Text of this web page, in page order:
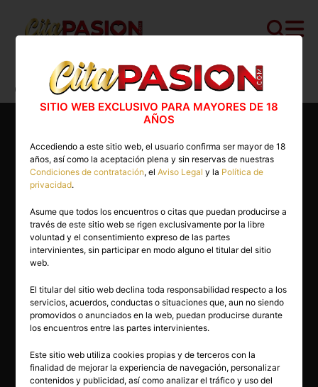
Cita PASION.COM>Escorts>Castellón >
Castellón capital>Chanel
20 años
CHANEL
Castellón capital(Castellón)
(14)
SITIO WEB EXCLUSIVO PARA MAYORES DE 18
AÑOS
Accediendo a este sitio web, el usuario confirma ser mayor de 18
años, así como la aceptación plena y sin reservas de nuestras
Condiciones de contratación, elAviso Legal y la Política de
privacidad.
Asume que todos los encuentros o citas que puedan producirse a
través de este sitio web se rigen exclusivamente por la libre
voluntad y el consentimiento expreso de las partes
intervinientes, sin participar en modo alguno el titular del sitio
web.
El titular del sitio web declina toda responsabilidad respecto a los
servicios, acuerdos, conductas o situaciones que, aun no siendo
promovidos o anunciados en la web, puedan producirse durante
los encuentros entre las partes intervinientes.
Este sitio web utiliza cookies propias y de terceros con la
finalidad de mejorar la experiencia de navegación, personalizar
contenidos y publicidad, así como analizar el tráfico y uso del